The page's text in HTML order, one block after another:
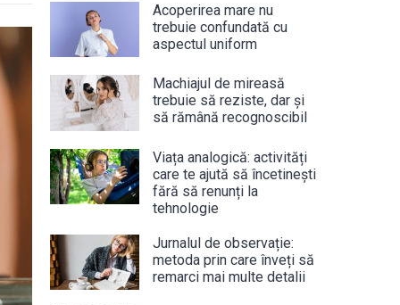
Acoperirea mare nu
trebuie confundată cu
aspectul uniform
Machiajul de mireasă
trebuie să reziste, dar și
să rămână recognoscibil
Viața analogică: activități
care te ajută să încetinești
fără să renunți la
tehnologie
Jurnalul de observație:
metoda prin care înveți să
remarci mai multe detalii